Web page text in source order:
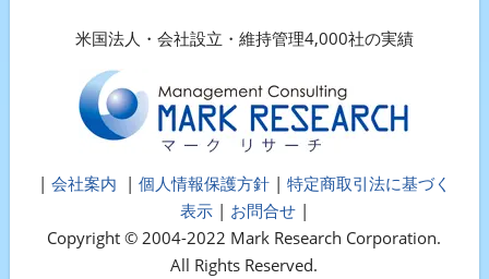
米国法人・会社設立・維持管理4,000社の実績
| 会社案内 | 個人情報保護方針| 特定商取引法に基づく
表示| お問合せ|
Copyright © 2004-2022 Mark Research Corporation.
All Rights Reserved.